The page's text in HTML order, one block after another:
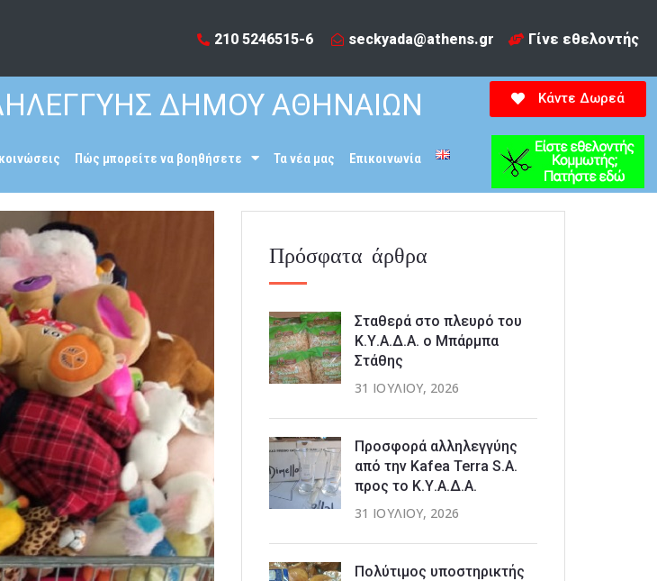
210 5246515-6​ seckyada@athens.gr Γίνε εθελοντής
ΔΗΜΟΥ ΑΘΗΝΑΙΩΝ
Πώς μπορείτε να βοηθήσετε Τα νέα μας Επικοινωνία
Κάντε Δωρεά
Πρόσφατα άρθρα
Σταθερά στο πλευρό του
Κ.Υ.Α.Δ.Α. ο Μπάρμπα
Στάθης
31 ΙΟΥΛΊΟΥ, 2026
Προσφορά αλληλεγγύης
από την Kafea Terra S.A.
προς το Κ.Υ.Α.Δ.Α.
31 ΙΟΥΛΊΟΥ, 2026
Πολύτιμος υποστηρικτής